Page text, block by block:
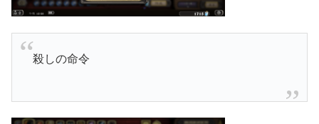
殺しの命令